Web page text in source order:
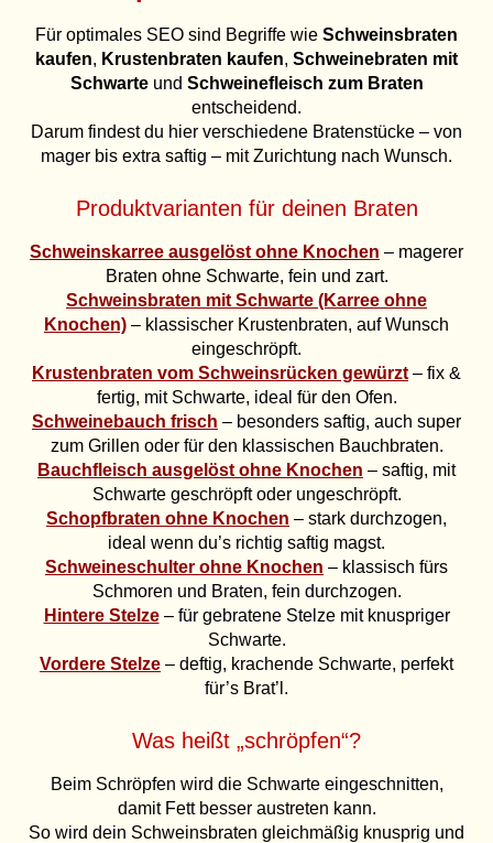
Für optimales SEO sind Begriffe wie Schweinsbraten
kaufen, Krustenbraten kaufen, Schweinebraten mit
Schwarteund Schweinefleisch zum Braten
entscheidend.
Darum findest du hier verschiedene Bratenstücke – von
mager bis extra saftig – mit Zurichtung nach Wunsch.
Produktvarianten für deinen Braten
Schweinskarree ausgelöst ohne Knochen – magerer
Braten ohne Schwarte, fein und zart.
Schweinsbraten mit Schwarte (Karree ohne
Knochen) – klassischer Krustenbraten, auf Wunsch
eingeschröpft.
Krustenbraten vom Schweinsrücken gewürzt – fix &
fertig, mit Schwarte, ideal für den Ofen.
Schweinebauch frisch – besonders saftig, auch super
zum Grillen oder für den klassischen Bauchbraten.
Bauchfleisch ausgelöst ohne Knochen – saftig, mit
Schwarte geschröpft oder ungeschröpft.
Schopfbraten ohne Knochen – stark durchzogen,
ideal wenn du’s richtig saftig magst.
Schweineschulter ohne Knochen – klassisch fürs
Schmoren und Braten, fein durchzogen.
Hintere Stelze– für gebratene Stelze mit knuspriger
Schwarte.
Vordere Stelze – deftig, krachende Schwarte, perfekt
für’s Brat’l.
Was heißt „schröpfen“?
Beim Schröpfen wird die Schwarte eingeschnitten,
damit Fett besser austreten kann.
So wird dein Schweinsbraten gleichmäßig knusprig und